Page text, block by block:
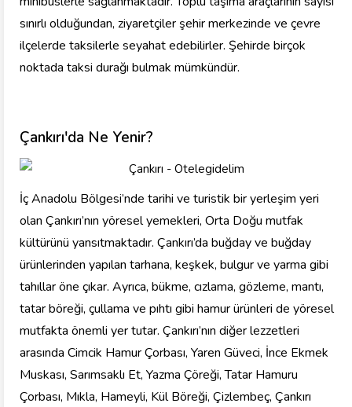
sınırlı olduğundan, ziyaretçiler şehir merkezinde ve çevre
ilçelerde taksilerle seyahat edebilirler. Şehirde birçok
noktada taksi durağı bulmak mümkündür.
Çankırı'da Ne Yenir?
İç Anadolu Bölgesi’nde tarihi ve turistik bir yerleşim yeri
olan Çankırı’nın yöresel yemekleri, Orta Doğu mutfak
kültürünü yansıtmaktadır. Çankırı’da buğday ve buğday
ürünlerinden yapılan tarhana, keşkek, bulgur ve yarma gibi
tahıllar öne çıkar. Ayrıca, bükme, cızlama, gözleme, mantı,
tatar böreği, çullama ve pıhtı gibi hamur ürünleri de yöresel
mutfakta önemli yer tutar. Çankırı’nın diğer lezzetleri
arasında Cimcik Hamur Çorbası, Yaren Güveci, İnce Ekmek
Muskası, Sarımsaklı Et, Yazma Çöreği, Tatar Hamuru
Çorbası, Mıkla, Hameyli, Kül Böreği, Çizlembeç, Çankırı